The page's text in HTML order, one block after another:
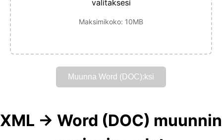
valitaksesi
Maksimikoko: 10MB
Muunna Word (DOC):ksi
XML → Word (DOC) muunnin